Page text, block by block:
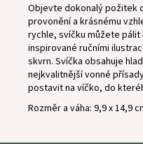
Objevte dokonalý požitek
provonění a krásnému
rychle, svíčku můžete
inspirované ručními
skvrn. Svíčka obsahuje
nejkvalitnější vonné
postavit na víčko, do
Rozměr a váha: 9,9 x 14,9